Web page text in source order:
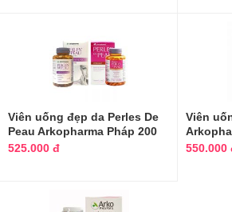
Viên uống đẹp da Perles De
Peau Arkopharma Pháp 200
viên
525.000 đ
Viên
550.000